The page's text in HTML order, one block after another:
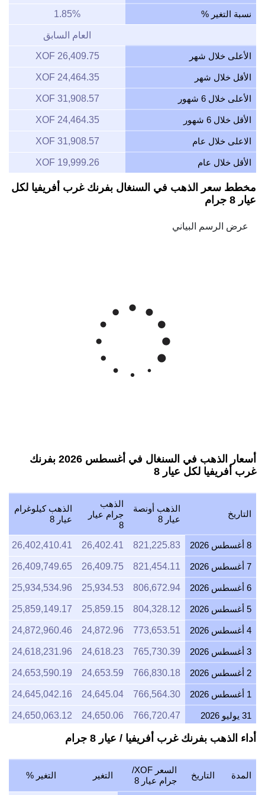
نسبة التغير % 1.85%
العام السابق
الأعلى خلال شهر 26,409.75 XOF
الأقل خلال شهر 24,464.35 XOF
الأعلى خلال 6 شهور 31,908.57 XOF
الأقل خلال 6 شهور 24,464.35 XOF
الاعلى خلال عام 31,908.57 XOF
الأقل خلال عام 19,999.26 XOF
مخطط سعر الذهب في السنغال بفرنك غرب أفريفيا لكل
عيار 8 جرام
أسعار الذهب في السنغال في أغسطس 2026 بفرنك
غرب أفريفيا لكل عيار 8
التاريخ
الذهب أونصة
عيار 8
الذهب
جرام عيار
8
الذهب كيلوغرام
عيار 8
8 أغسطس 2026 821,225.83
26,402.41
26,402,410.41
7 أغسطس 2026 821,454.11
26,409.75
26,409,749.65
6 أغسطس 2026 806,672.94
25,934.53
25,934,534.96
5 أغسطس 2026 804,328.12
25,859.15
25,859,149.17
4 أغسطس 2026 773,653.51
24,872.96
24,872,960.46
3 أغسطس 2026 765,730.39
24,618.23
24,618,231.96
2 أغسطس 2026 766,830.18
24,653.59
24,653,590.19
1 أغسطس 2026 766,564.30
24,645.04
24,645,042.16
31 يوليو 2026 766,720.47
24,650.06
24,650,063.12
30 يوليو 2026 776,457.07
24,963.09
24,963,094.81
29 يوليو 2026 776,012.20
24,948.79
24,948,792.37
28 يوليو 2026 773,338.03
24,862.82
24,862,817.55
أداء الذهب بفرنك غرب أفريفيا / عيار 8 جرام
المدة التاريخ
السعر XOF/
جرام عيار 8
التغير التغير %